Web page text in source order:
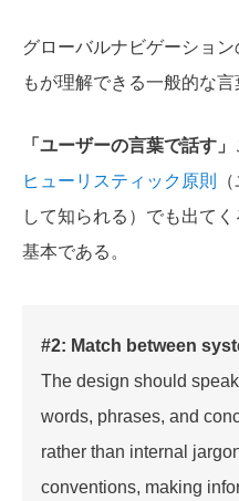
グローバルナビゲーショ
もが理解できる一般的な言
「ユーザーの言葉で話す」
ヒューリスティック原則
して知られる）でも出て
基本である。
#2: Match between
The design should
words, phrases, and
rather than internal
conventions, making